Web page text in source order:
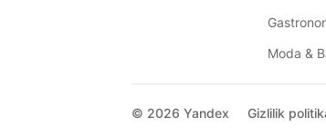
Moda &
© 2026 Yandex Gizlilik